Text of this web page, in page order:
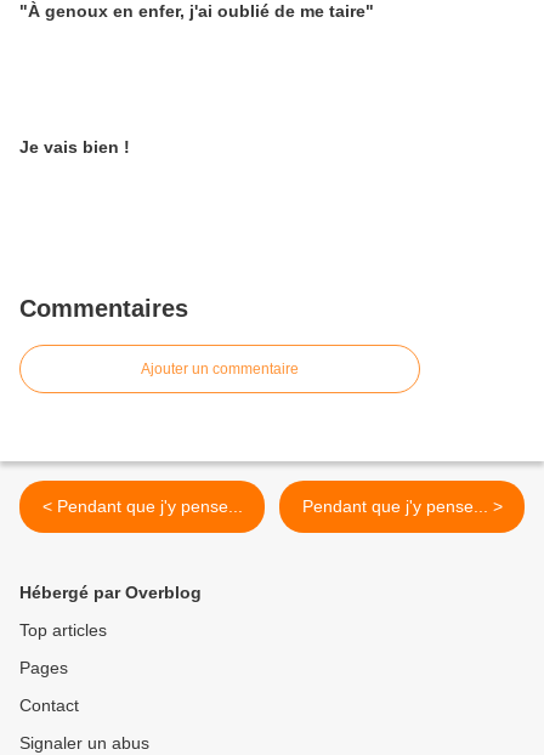
"À genoux en enfer, j'ai oublié de me taire"
Je vais bien !
Commentaires
Ajouter un commentaire
< Pendant que j'y pense... Pendant que j'y pense... >
Hébergé par Overblog
Top articles
Pages
Contact
Signaler un abus